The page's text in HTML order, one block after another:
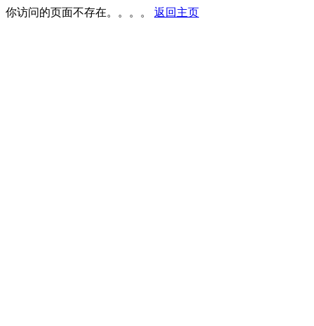
你访问的页面不存在。。。。 返回主页